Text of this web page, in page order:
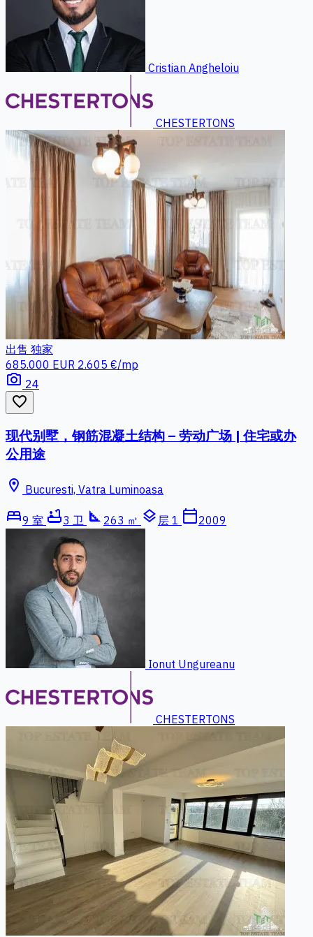
Cristian Angheloiu
CHESTERTONS
出售 独家
685.000 EUR 2.605 €/mp
photo_camera 24
favorite_border
现代别墅，钢筋混凝土结构 – 劳动广场 | 住宅或办
公用途
location_on Bucuresti, Vatra Luminoasa
bed9 室 bathtub3 卫 square_foot 263 ㎡ layers 层 1 calendar_today2009
Ionut Ungureanu
CHESTERTONS